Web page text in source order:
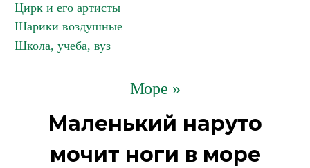
Цирк и его артисты
Шарики воздушные
Школа, учеба, вуз
Море »
Маленький наруто
мочит ноги в море